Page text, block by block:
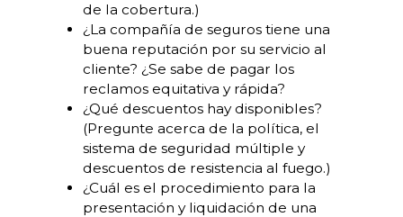
de la cobertura.)
¿La compañía de seguros tiene una
buena reputación por su servicio al
cliente? ¿Se sabe de pagar los
reclamos equitativa y rápida?
¿Qué descuentos hay disponibles?
(Pregunte acerca de la política, el
sistema de seguridad múltiple y
descuentos de resistencia al fuego.)
¿Cuál es el procedimiento para la
presentación y liquidación de una